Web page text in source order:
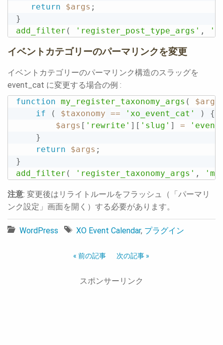
return
$args ;
}
add_filter ( 'register_post_type_args' ,
イベントカテゴリーのパーマリンクを変更
イベントカテゴリーのパーマリンク構造のスラッグを
event_cat に変更する場合の例 :
function my_register_taxonomy_args ( $args
if
( $taxonomy == 'xo_event_cat' )
{
$args [ 'rewrite' ] [ 'slug' ] =
}
return
$args ;
}
add_filter ( 'register_taxonomy_args' ,
注意: 変更後はリライトルールをフラッシュ（「パーマリ
ンク設定」画面を開く）する必要があります。
WordPress XO Event Calendar, プラグイン
« 前の記事 次の記事 »
スポンサーリンク